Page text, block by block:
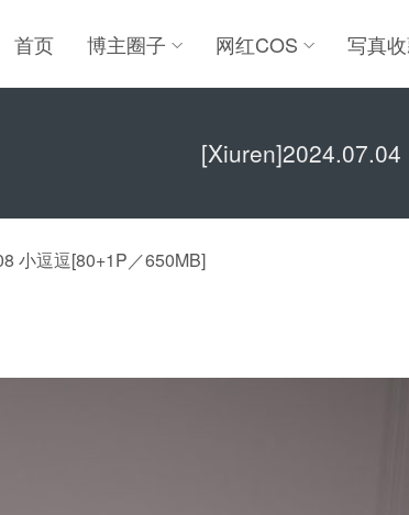
首页 博主圈子 网红COS 写真
小逗逗[80+1P／650MB]